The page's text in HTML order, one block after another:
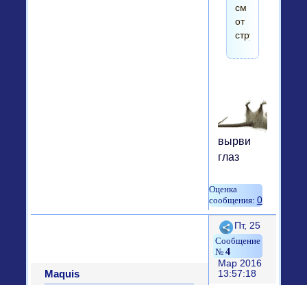
см
от
стручка
вырви
глаз
0
Поделиться
4
Пт, 25
Мар 2016
13:57:18
Maquis